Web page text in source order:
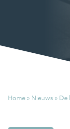
Home » Nieuws » De